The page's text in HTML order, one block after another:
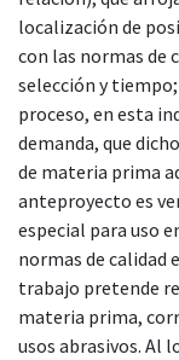
localización de
con las normas de
selección y
proceso, en esta
demanda, que
de materia prima
anteproyecto es
especial para uso
normas de calidad
trabajo pretende
materia prima,
usos abrasivos. Al